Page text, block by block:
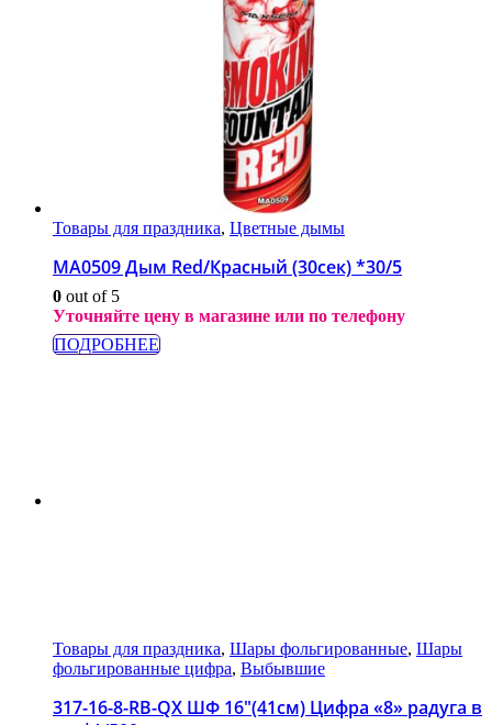
Товары для праздника, Цветные дымы
МА0509 Дым Red/Красный (30сек) *30/5
0 out of 5
Уточняйте цену в магазине или по телефону
ПОДРОБНЕЕ
Товары для праздника, Шары фольгированные, Шары
фольгированные цифра, Выбывшие
317-16-8-RB-QX ШФ 16″(41см) Цифра «8» радуга в